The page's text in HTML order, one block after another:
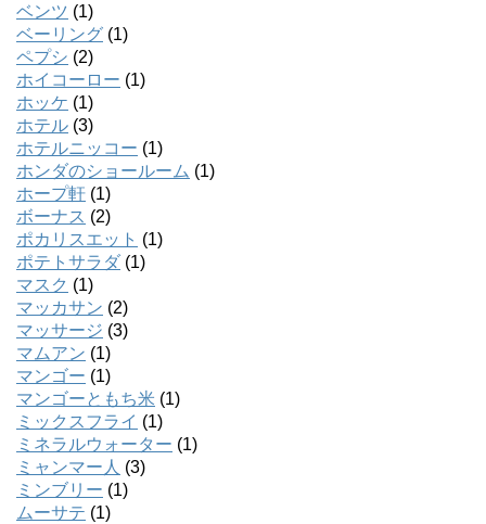
ベンツ (1)
ベーリング (1)
ペプシ (2)
ホイコーロー (1)
ホッケ (1)
ホテル (3)
ホテルニッコー (1)
ホンダのショールーム (1)
ホープ軒 (1)
ボーナス (2)
ポカリスエット (1)
ポテトサラダ (1)
マスク (1)
マッカサン (2)
マッサージ (3)
マムアン (1)
マンゴー (1)
マンゴーともち米 (1)
ミックスフライ (1)
ミネラルウォーター (1)
ミャンマー人 (3)
ミンブリー (1)
ムーサテ (1)